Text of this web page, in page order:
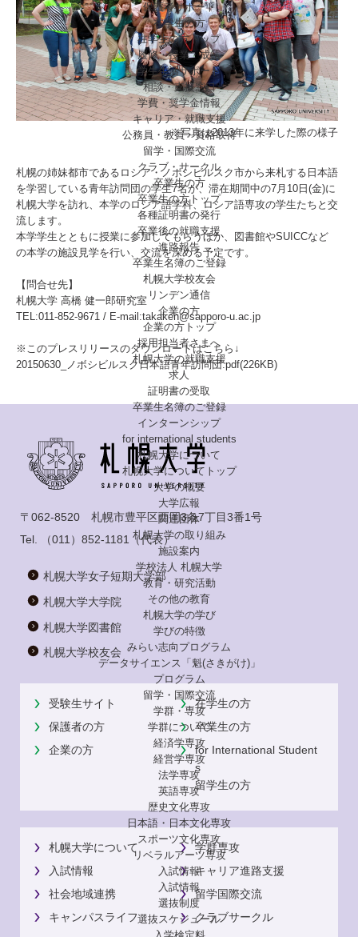
保護者サポート
在学生の方
在学生の方トップ
履修・授業・成績
学生生活サポート
相談・支援窓口
学費・奨学金情報
キャリア・就職支援
公務員・教員・資格取得
留学・国際交流
クラブ・サークル
卒業生の方
卒業生の方トップ
各種証明書の発行
卒業後の就職支援
進路報告
卒業生名簿のご登録
札幌大学校友会
リンデン通信
企業の方
企業の方トップ
採用担当者さまへ
札幌大学の就職支援
求人
証明書の受取
卒業生名簿のご登録
インターンシップ
for international students
札幌大学について
札幌大学についてトップ
大学の概要
大学広報
関連団体
札幌大学の取り組み
施設案内
学校法人 札幌大学
教育・研究活動
その他の教育
札幌大学の学び
学びの特徴
みらい志向プログラム
データサイエンス「魁(さきがけ)」
プログラム
留学・国際交流
学群・専攻
学群について
経済学専攻
経営学専攻
法学専攻
英語専攻
歴史文化専攻
日本語・日本文化専攻
スポーツ文化専攻
リベラルアーツ専攻
入試情報
入試情報
選抜制度
選抜スケジュール
※写真は2013年に来学した際の様子
札幌の姉妹都市であるロシア・ノボシビルスク市から来札する日本語
を学習している青年訪問団の学生7名が、滞在期間中の7月10日(金)に
札幌大学を訪れ、本学のロシア語学科、ロシア語専攻の学生たちと交
流します。
本学学生とともに授業に参加してもらうほか、図書館やSUICCなど
の本学の施設見学を行い、交流を深める予定です。
【問合せ先】
札幌大学 高橋 健一郎研究室
TEL:011-852-9671 / E-mail:takaken@sapporo-u.ac.jp
※このプレスリリースのダウンロードはこちら↓
20150630_ノボシビルスク日本語青年訪問団.pdf(226KB)
〒062-8520 札幌市豊平区西岡3条7丁目3番1号
Tel.
（011）852-1181 （代表）
札幌大学女子短期大学部
札幌大学大学院
札幌大学図書館
札幌大学校友会
受験生サイト
在学生の方
保護者の方
卒業生の方
企業の方
for International Student
s
留学生の方
札幌大学について
学群専攻
入試情報
キャリア進路支援
社会地域連携
留学国際交流
キャンパスライフ
クラブサークル